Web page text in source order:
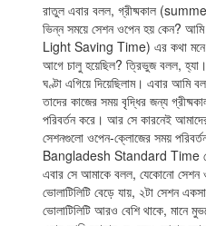
রাতুল এবার বলল, গ্রীষ্মকাল
ভিন্ন সময়ে সেশন ওপেন হয় কেন?
Light Saving Time) এর কথা মনে
আগে চালু হয়েছিল? ত্রিভুজ বলল,
ঘণ্টা এগিয়ে দিয়েছিলাম। এবার আমি
তাদের কাজের সময় বৃদ্ধির জন্য
পরিবর্তন করে। আর সে কারনেই
সেশনগুলো ওপেন-ক্লোজের সময়
Bangladesh Standard Time
এবার সে আমাকে বলল, যেকোনো সেশন
ভোলাটিলিটি বেড়ে যায়, ২টা সেশন
ভোলাটিলিটি আরও বেশি থাকে, মানে